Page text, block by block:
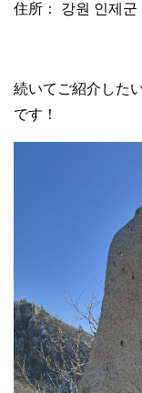
住所： 강원 인제
続いてご紹介した
です！